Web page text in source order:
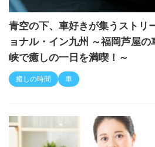
青空の下、車好きが集うストリ
ョナル・イン九州 ～福岡芦屋
峡で癒しの一日を満喫！～
癒しの時間 車